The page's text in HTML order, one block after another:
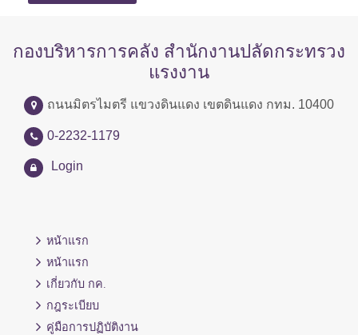
กองบริหารการคลัง สำนักงานปลัดกระทรวง
แรงงาน
ถนนมิตรไมตรี แขวงดินแดง เขตดินแดง กทม. 10400
0-2232-1179
Login
หน้าแรก
หน้าแรก
เกี่ยวกับ กค.
กฎระเบียบ
คู่มือการปฏิบัติงาน